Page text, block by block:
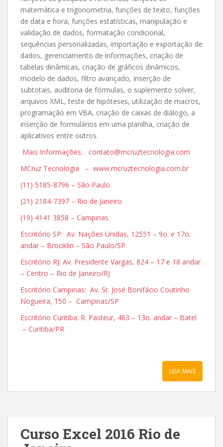
matemática e trigonometria, funções de texto, funções
de data e hora, funções estatísticas, manipulação e
validação de dados, formatação condicional,
sequências personalizadas, importação e exportação de
dados, gerenciamento de informações, criação de
tabelas dinâmicas, criação de gráficos dinâmicos,
modelo de dados, filtro avançado, inserção de
subtotais, auditoria de fórmulas, o suplemento solver,
arquivos XML, teste de hipóteses, utilização de macros,
programação em VBA, criação de caixas de diálogo, a
inserção de formulários em uma planilha, criação de
aplicativos entre outros.
Mais Informações: contato@mcruztecnologia.com
MCruz Tecnologia – www.mcruztecnologia.com.br
(11) 5185-8796 – São Paulo
(21) 2184-7397 – Rio de Janeiro
(19) 4141 3858 – Campinas
Escritório SP: Av. Nações Unidas, 12551 – 9o. e 17o.
andar – Brooklin – São Paulo/SP
Escritório RJ: Av. Presidente Vargas, 824 – 17 e 18 andar
– Centro – Rio de Janeiro/RJ
Escritório Campinas: Av. Sr. José Bonifácio Coutinho
Nogueira, 150 – Campinas/SP
Escritório Curitiba: R. Pasteur, 463 – 13o. andar – Batel
– Curitiba/PR
LEIA MAIS
Curso Excel 2016 Rio de